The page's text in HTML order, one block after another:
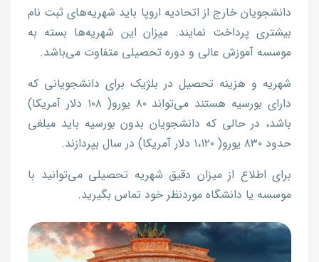
دانشجویان خارج از اتحادیه اروپا باید شهریه‌های ثبت نام
بیشتری پرداخت نمایند. میزان این شهریه‌ها بسته به
موسسه آموزش عالی و دوره تحصیلی متفاوت می‌باشد.
شهریه و هزینه تحصیل در بلژیک برای دانشجویانی که
دارای بورسیه هستند می‌تواند ۸۰ یورو( ۱۰۸ دلار آمریکا)
باشد، در حالی که دانشجویان بدون بورسیه باید مبلغی
حدود ۸۳۰ یورو( ۱،۱۲۰ دلار آمریکا) در سال بپردازند.
برای اطلاع از میزان دقیق شهریه تحصیلی می‌توانید با
موسسه یا دانشگاه موردنظر خود تماس بگیرید.